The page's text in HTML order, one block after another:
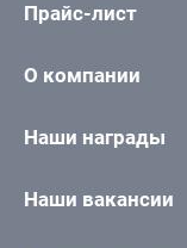
Прайс-лист
О компании
Наши награды
Наши вакансии